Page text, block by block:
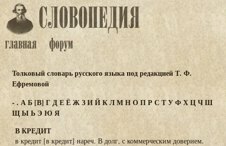
Толковый словарь русского языка под редакцией Т. Ф.
Ефремовой
- . АБ [В] ГДЕЁЖЗИЙКЛМНОПРС ТУФХЦЧШ
ЩЫЬЭ ЮЯ
В КРЕДИТ
в кредит [в кредит] нареч. В долг, с коммерческим доверием.